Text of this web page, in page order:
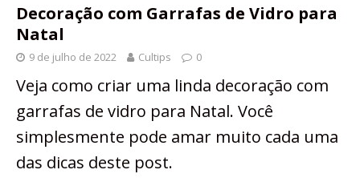
Decoração com Garrafas de Vidro para
Natal
9 de julho de 2022 Cultips 0
Veja como criar uma linda decoração com
garrafas de vidro para Natal. Você
simplesmente pode amar muito cada uma
das dicas deste post.